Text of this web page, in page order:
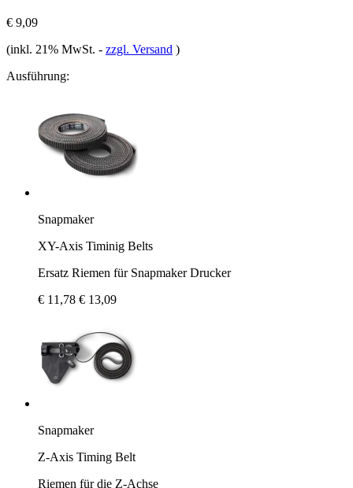
€ 9,09
(inkl. 21% MwSt. - zzgl. Versand )
Ausführung:
Snapmaker
XY-Axis Timinig Belts
Ersatz Riemen für Snapmaker Drucker
€ 11,78 € 13,09
Snapmaker
Z-Axis Timing Belt
Riemen für die Z-Achse